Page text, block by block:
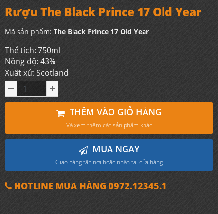
Rượu The Black Prince 17 Old Year
Mã sản phẩm: The Black Prince 17 Old Year
Thể tích: 750ml
Nồng độ: 43%
Xuất xứ: Scotland
THÊM VÀO GIỎ HÀNG
Và xem thêm các sản phẩm khác
MUA NGAY
Giao hàng tận nơi hoặc nhận tại cửa hàng
HOTLINE MUA HÀNG 0972.12345.1